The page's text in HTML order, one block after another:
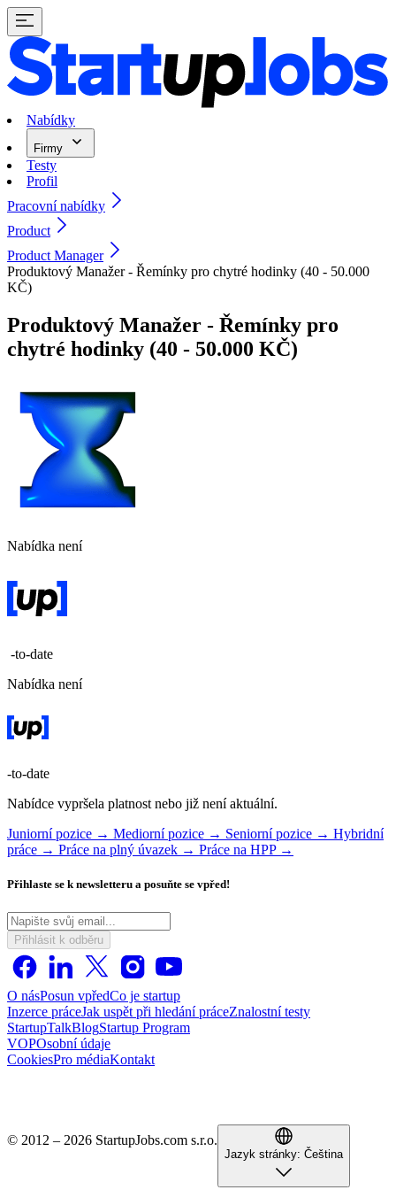
Nabídky
Firmy
Testy
Profil
Pracovní nabídky
Product
Product Manager
Produktový Manažer - Řemínky pro chytré hodinky (40 - 50.000
KČ)
Produktový Manažer - Řemínky pro
chytré hodinky (40 - 50.000 KČ)
Nabídka není
-to-date
Nabídka není
-to-date
Nabídce vypršela platnost nebo již není aktuální.
Juniorní pozice → Mediorní pozice → Seniorní pozice → Hybridní
práce → Práce na plný úvazek → Práce na HPP →
Přihlaste se k newsletteru a posuňte se vpřed!
Přihlásit k odběru
O násPosun vpředCo je startup
Inzerce práceJak uspět při hledání práceZnalostní testy
StartupTalkBlogStartup Program
VOPOsobní údaje
CookiesPro médiaKontakt
© 2012 – 2026 StartupJobs.com s.r.o.
Jazyk stránky: Čeština